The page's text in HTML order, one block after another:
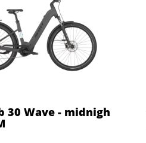
30 Wave - midnigh